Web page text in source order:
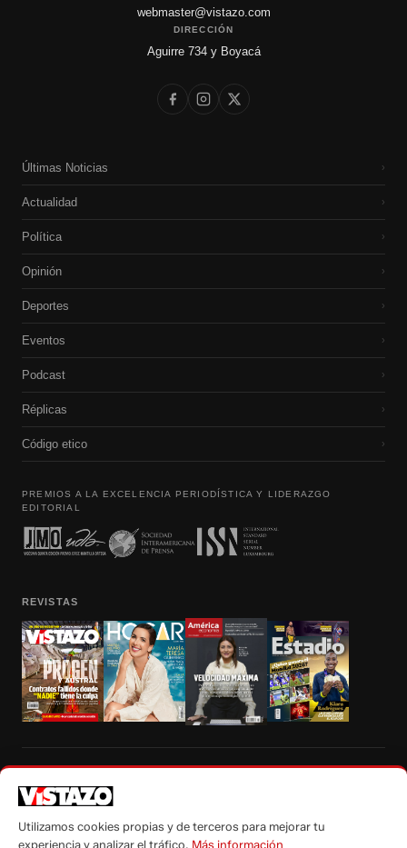
webmaster@vistazo.com
DIRECCIÓN
Aguirre 734 y Boyacá
Últimas Noticias ›
Actualidad ›
Política ›
Opinión ›
Deportes ›
Eventos ›
Podcast ›
Réplicas ›
Código etico ›
PREMIOS A LA EXCELENCIA PERIODÍSTICA Y LIDERAZGO
EDITORIAL
REVISTAS
autorización escrita de su titular, de todos los contenidos de Vistazo.com.
Utilizamos cookies propias y de terceros para mejorar tu
experiencia y analizar el tráfico. Más información